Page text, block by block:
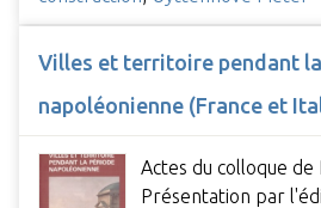
Villes et territoire pendant
napoléonienne (France et
Actes du colloque
Présentation par